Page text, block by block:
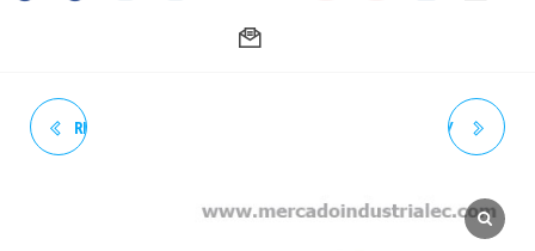
RIELLO 40F5 DB 1 / 220/60HZ RIELLO RL44 TL 13GPH / 1 /